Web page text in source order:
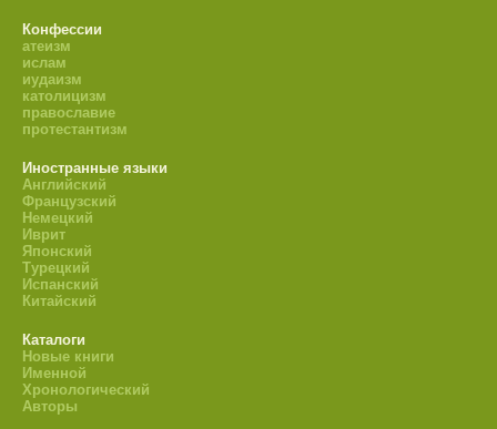
Конфессии
атеизм
ислам
иудаизм
католицизм
православие
протестантизм
Иностранные языки
Английский
Французский
Немецкий
Иврит
Японский
Турецкий
Испанский
Китайский
Каталоги
Новые книги
Именной
Хронологический
Авторы